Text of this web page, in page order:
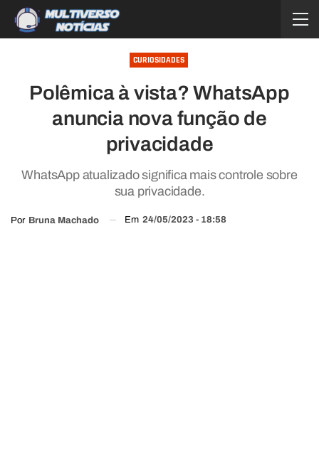
CURIOSIDADES
Polêmica à vista? WhatsApp
anuncia nova função de
privacidade
WhatsApp atualizado significa mais controle sobre
sua privacidade.
Por Bruna Machado Em 24/05/2023 - 18:58